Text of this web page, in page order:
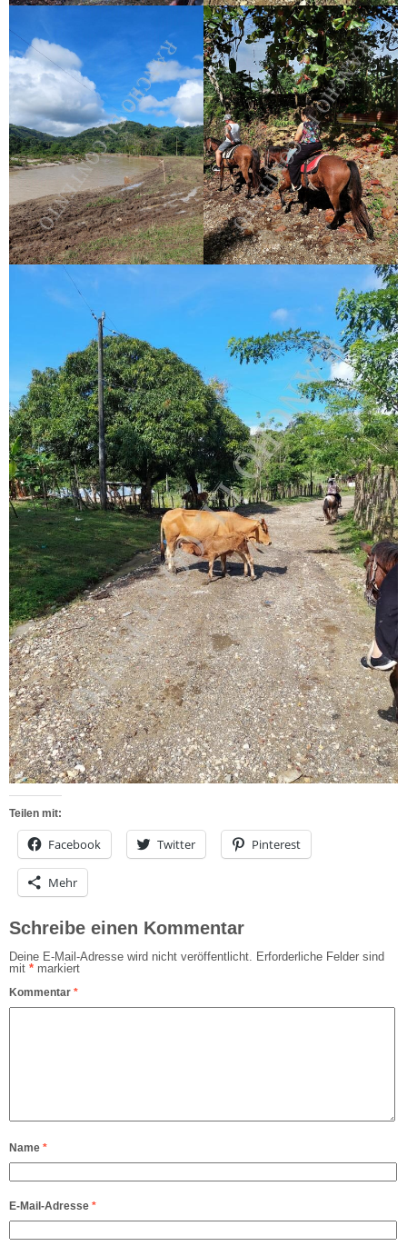
Teilen mit:
Facebook Twitter Pinterest
Mehr
Schreibe einen Kommentar
Deine E-Mail-Adresse wird nicht veröffentlicht.
Erforderliche Felder sind
mit * markiert
Kommentar *
Name *
E-Mail-Adresse *